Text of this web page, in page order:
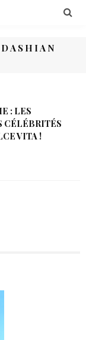
: LES
CÉLÉBRITÉS
VITA !